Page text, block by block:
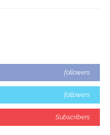
followers
followers
Subscribers